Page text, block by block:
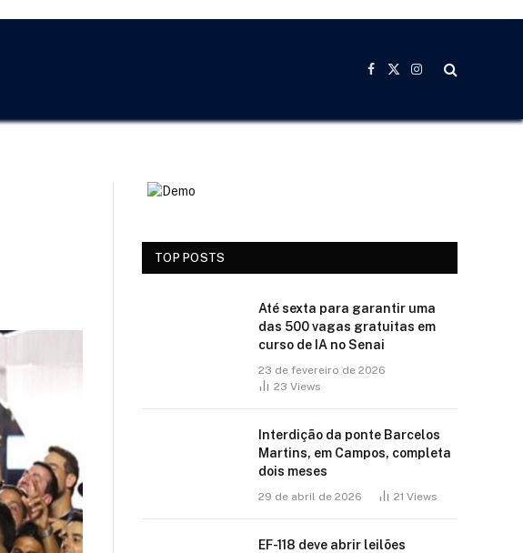
Facebook
X
Instagram
TOP POSTS
Até sexta para garantir uma
das 500 vagas gratuitas em
curso de IA no Senai
23 de fevereiro de 2026
23 Views
Interdição da ponte Barcelos
Martins, em Campos, completa
dois meses
29 de abril de 2026 21 Views
EF-118 deve abrir leilões